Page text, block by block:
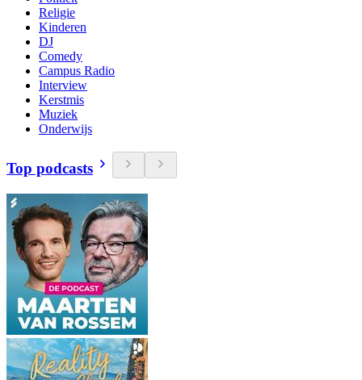
Religie
Kinderen
DJ
Comedy
Campus Radio
Interview
Kerstmis
Muziek
Onderwijs
Top podcasts